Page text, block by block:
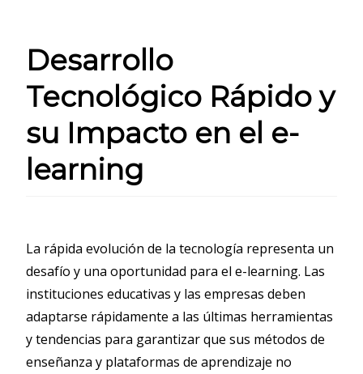
Desarrollo
Tecnológico Rápido y
su Impacto en el e-
learning
La rápida evolución de la tecnología representa un
desafío y una oportunidad para el e-learning. Las
instituciones educativas y las empresas deben
adaptarse rápidamente a las últimas herramientas
y tendencias para garantizar que sus métodos de
enseñanza y plataformas de aprendizaje no